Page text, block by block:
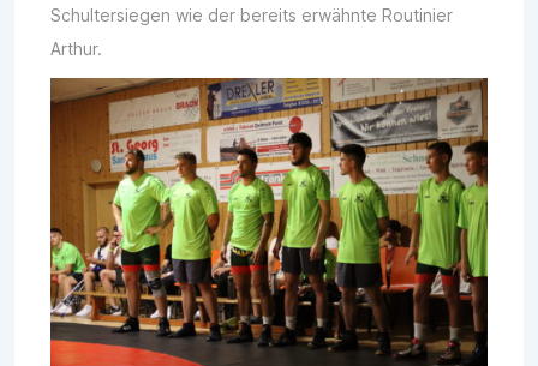
Schultersiegen wie der bereits erwähnte Routinier
Arthur.